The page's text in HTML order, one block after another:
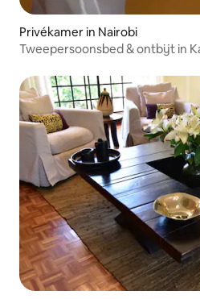
Privékamer in Nairobi
Tweepersoonsbed & ontbijt in